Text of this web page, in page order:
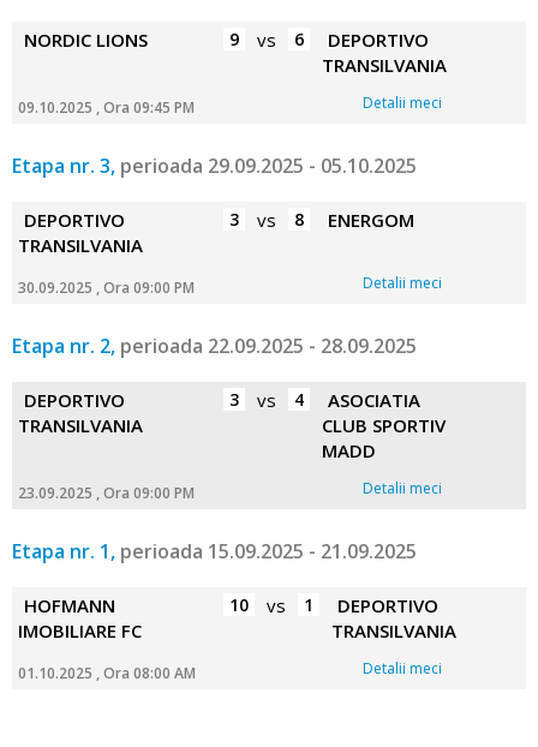
NORDIC LIONS 9 vs 6
DEPORTIVO
TRANSILVANIA
09.10.2025 , Ora 09:45 PM Detalii meci
Etapa nr. 3, perioada 29.09.2025 - 05.10.2025
DEPORTIVO
TRANSILVANIA
3 vs 8 ENERGOM
30.09.2025 , Ora 09:00 PM Detalii meci
Etapa nr. 2, perioada 22.09.2025 - 28.09.2025
DEPORTIVO
TRANSILVANIA
3 vs 4
ASOCIATIA
CLUB SPORTIV
MADD
23.09.2025 , Ora 09:00 PM Detalii meci
Etapa nr. 1, perioada 15.09.2025 - 21.09.2025
HOFMANN
IMOBILIARE FC
10 vs 1
DEPORTIVO
TRANSILVANIA
01.10.2025 , Ora 08:00 AM Detalii meci